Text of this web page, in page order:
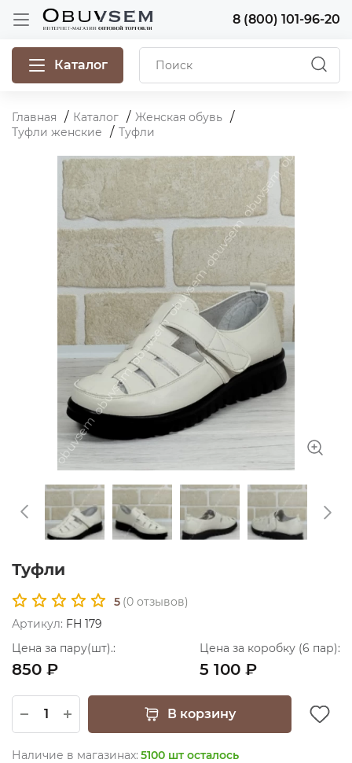
8 (800) 101-96-20
Каталог
Главная Каталог
Женская обувь
Туфли женские
Туфли
Туфли
5 (0 отзывов)
Артикул: FH 179
Цена за пару(шт).:
850 ₽
Цена за коробку (6 пар):
5 100 ₽
В корзину
Наличие в магазинах: 5100 шт осталось